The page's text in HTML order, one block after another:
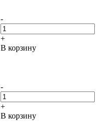
-
+
В корзину
-
+
В корзину